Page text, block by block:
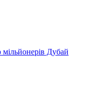
мільйонерів Дубай